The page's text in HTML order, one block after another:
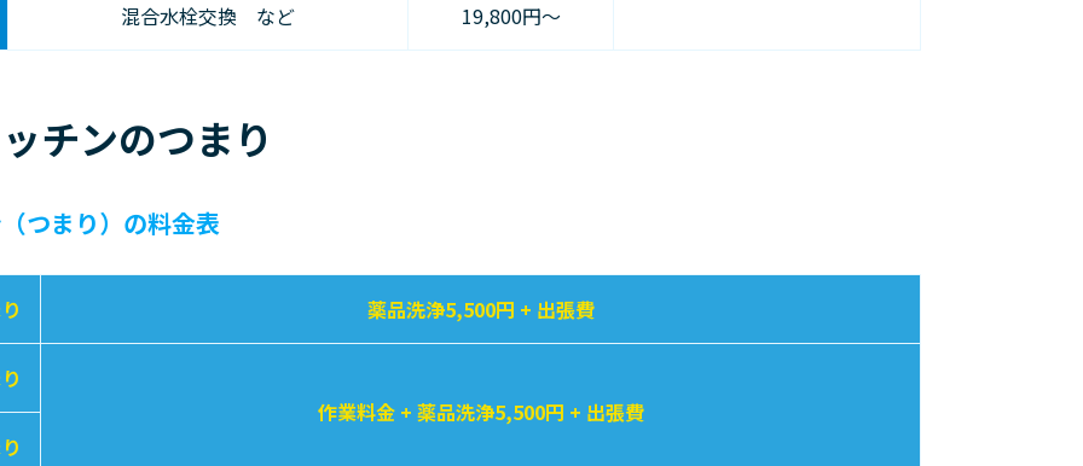
混合水栓交換 など 19,800円〜
チンのつまり
つまり）の料金表
薬品洗浄5,500円 + 出張費
作業料金 + 薬品洗浄5,500円 + 出張費